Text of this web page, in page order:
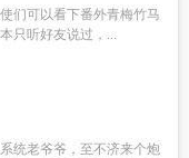
们可以看下番外青梅竹马
只听好友说过，...
统老爷爷，至不济来个炮